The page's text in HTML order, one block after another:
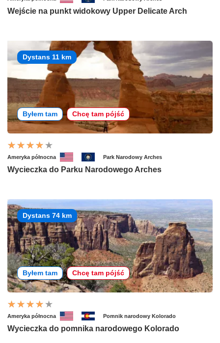
Wejście na punkt widokowy Upper Delicate Arch
Dystans 11 km
Byłem tam Chcę tam pójść
Ameryka północna Park Narodowy Arches
Wycieczka do Parku Narodowego Arches
Dystans 74 km
Byłem tam Chcę tam pójść
Ameryka północna Pomnik narodowy Kolorado
Wycieczka do pomnika narodowego Kolorado